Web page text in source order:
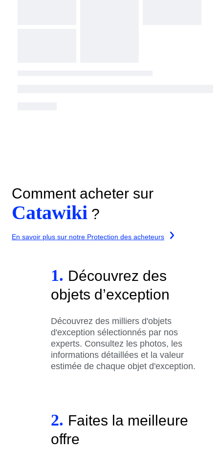
Comment acheter sur
Catawiki ?
En savoir plus sur notre Protection des acheteurs
1. Découvrez des
objets d’exception
Découvrez des milliers d'objets
d'exception sélectionnés par nos
experts. Consultez les photos, les
informations détaillées et la valeur
estimée de chaque objet d'exception.
2. Faites la meilleure
offre